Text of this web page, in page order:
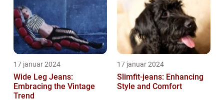
17 januar 2024
Wide Leg Jeans:
Embracing the Vintage
Trend
17 januar 2024
Slimfit-jeans: Enhancing
Style and Comfort